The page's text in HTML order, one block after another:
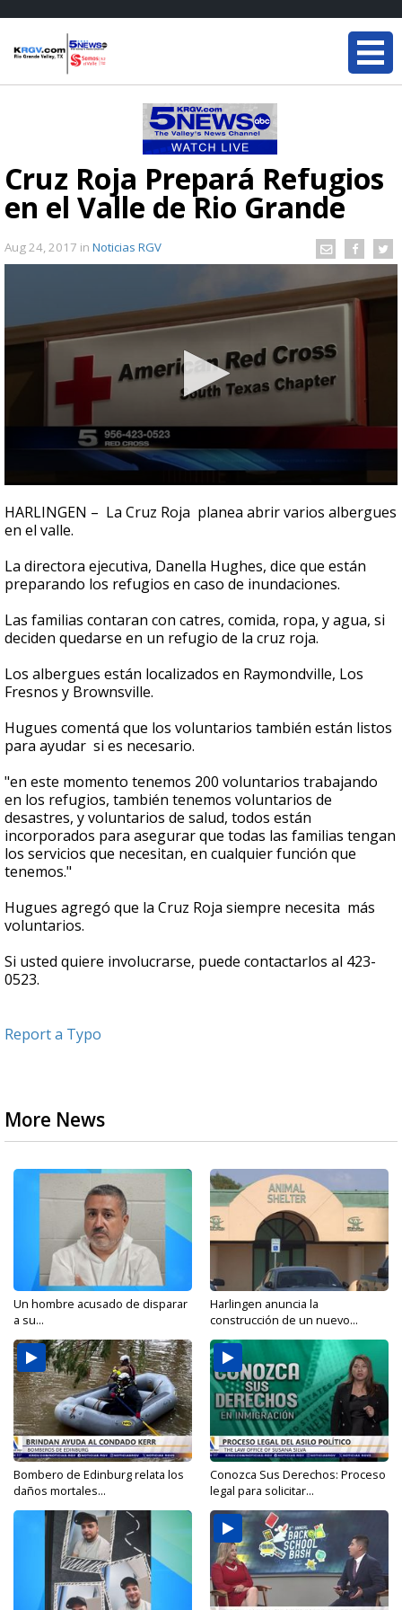
Cruz Roja Prepará Refugios
en el Valle de Rio Grande
Aug 24, 2017 in Noticias RGV
seconds
of
47
HARLINGEN – La Cruz Roja planea abrir varios albergues
en el valle.
La directora ejecutiva, Danella Hughes, dice que están
preparando los refugios en caso de inundaciones.
Las familias contaran con catres, comida, ropa, y agua, si
deciden quedarse en un refugio de la cruz roja.
Los albergues están localizados en Raymondville, Los
Fresnos y Brownsville.
Hugues comentá que los voluntarios también están listos
para ayudar si es necesario.
"en este momento tenemos 200 voluntarios trabajando
en los refugios, también tenemos voluntarios de
desastres, y voluntarios de salud, todos están
incorporados para asegurar que todas las familias tengan
los servicios que necesitan, en cualquier función que
tenemos."
Hugues agregó que la Cruz Roja siempre necesita más
voluntarios.
Si usted quiere involucrarse, puede contactarlos al 423-
0523.
Report a Typo
More News
Un hombre acusado de disparar
a su...
Harlingen anuncia la
construcción de un nuevo...
Bombero de Edinburg relata los
daños mortales...
Conozca Sus Derechos: Proceso
legal para solicitar...